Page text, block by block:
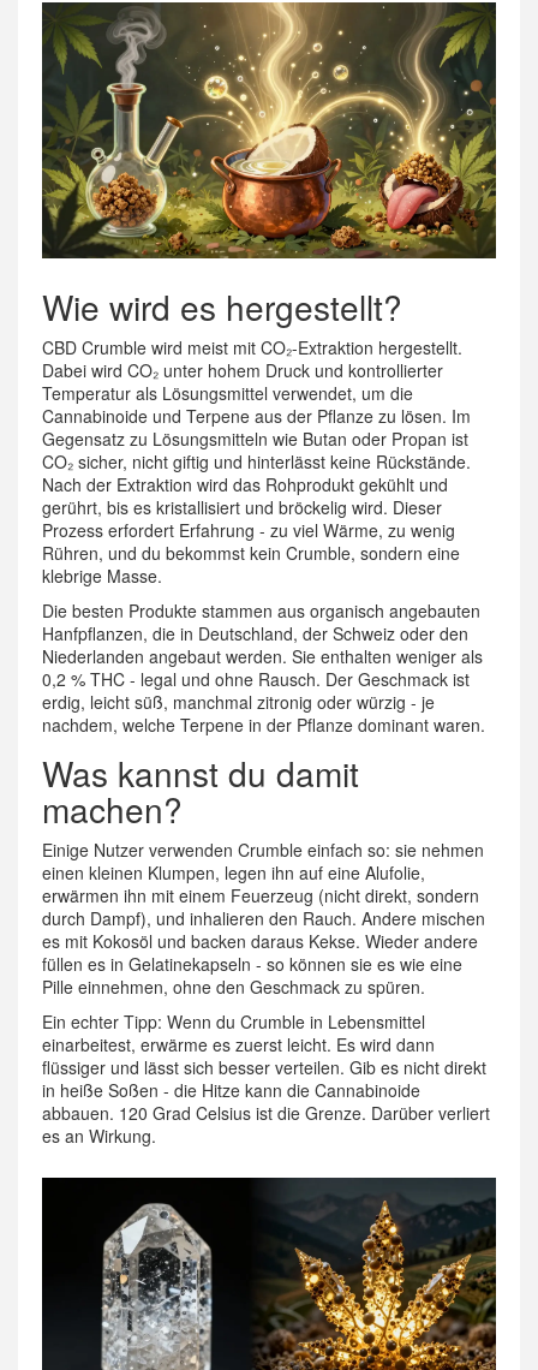
Wie wird es hergestellt?
CBD Crumble wird meist mit CO₂-Extraktion hergestellt.
Dabei wird CO₂ unter hohem Druck und kontrollierter
Temperatur als Lösungsmittel verwendet, um die
Cannabinoide und Terpene aus der Pflanze zu lösen. Im
Gegensatz zu Lösungsmitteln wie Butan oder Propan ist
CO₂ sicher, nicht giftig und hinterlässt keine Rückstände.
Nach der Extraktion wird das Rohprodukt gekühlt und
gerührt, bis es kristallisiert und bröckelig wird. Dieser
Prozess erfordert Erfahrung - zu viel Wärme, zu wenig
Rühren, und du bekommst kein Crumble, sondern eine
klebrige Masse.
Die besten Produkte stammen aus organisch angebauten
Hanfpflanzen, die in Deutschland, der Schweiz oder den
Niederlanden angebaut werden. Sie enthalten weniger als
0,2 % THC - legal und ohne Rausch. Der Geschmack ist
erdig, leicht süß, manchmal zitronig oder würzig - je
nachdem, welche Terpene in der Pflanze dominant waren.
Was kannst du damit
machen?
Einige Nutzer verwenden Crumble einfach so: sie nehmen
einen kleinen Klumpen, legen ihn auf eine Alufolie,
erwärmen ihn mit einem Feuerzeug (nicht direkt, sondern
durch Dampf), und inhalieren den Rauch. Andere mischen
es mit Kokosöl und backen daraus Kekse. Wieder andere
füllen es in Gelatinekapseln - so können sie es wie eine
Pille einnehmen, ohne den Geschmack zu spüren.
Ein echter Tipp: Wenn du Crumble in Lebensmittel
einarbeitest, erwärme es zuerst leicht. Es wird dann
flüssiger und lässt sich besser verteilen. Gib es nicht direkt
in heiße Soßen - die Hitze kann die Cannabinoide
abbauen. 120 Grad Celsius ist die Grenze. Darüber verliert
es an Wirkung.